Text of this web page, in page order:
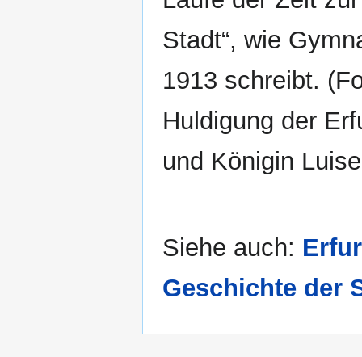
Stadt“, wie
1913 schreibt.
Huldigung der
und Königin
Siehe auch:
Geschichte der